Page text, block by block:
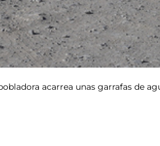
acarrea unas garrafas de